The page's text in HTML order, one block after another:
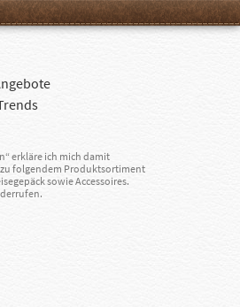
erkläre ich mich damit
folgendem Produktsortiment
sowie Accessoires.